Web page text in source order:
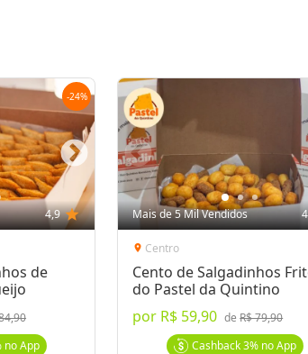
Salvar Oferta favorite_border
Inscrever-se
e apresente no
-24%
4,9 star
de
no App
Mais de 5 Mil Vendidos
location_on Centro
Cento de Salgadinhos
do Pastel da Quintino
por R$ 59,90 deR$ 79,90
Cashback3%no App